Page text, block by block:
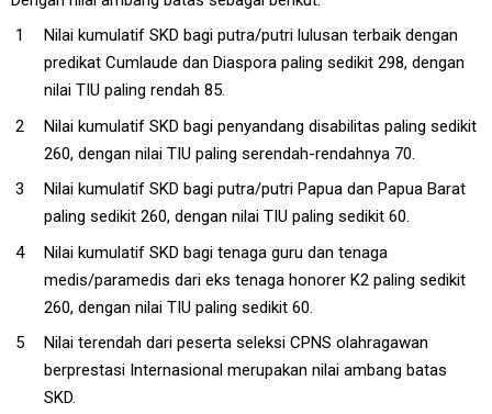
Nilai kumulatif SKD bagi putra/putri lulusan terbaik dengan
predikat Cumlaude dan Diaspora paling sedikit 298, dengan
nilai TIU paling rendah 85.
Nilai kumulatif SKD bagi penyandang disabilitas paling sedikit
260, dengan nilai TIU paling serendah-rendahnya 70.
Nilai kumulatif SKD bagi putra/putri Papua dan Papua Barat
paling sedikit 260, dengan nilai TIU paling sedikit 60.
Nilai kumulatif SKD bagi tenaga guru dan tenaga
medis/paramedis dari eks tenaga honorer K2 paling sedikit
260, dengan nilai TIU paling sedikit 60.
Nilai terendah dari peserta seleksi CPNS olahragawan
berprestasi Internasional merupakan nilai ambang batas
SKD.